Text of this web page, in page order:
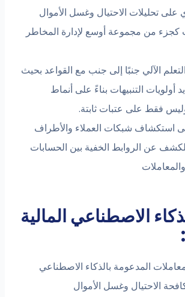
على تحليلات الاحتيال وغسل الأموال
كجزء من مجموعة أوسع لإدارة المخاطر
الآلي جنبًا إلى جنب مع القواعد بحيث
أولويات التنبيهات بناءً على أنماط
فقط على عتبات ثابتة.
استكشاف شبكات العملاء والأطراف
عن الروابط الخفية بين الحسابات
الاصطناعي المالية
المدعومة بالذكاء الاصطناعي
الاحتيال وغسل الأموال